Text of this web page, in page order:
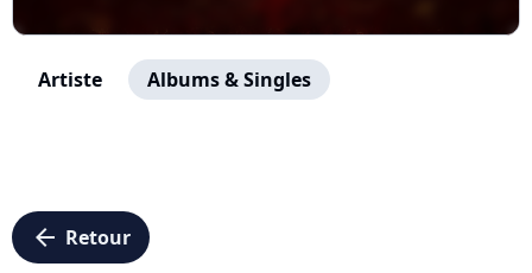
Artiste Albums & Singles
arrow_left Retour